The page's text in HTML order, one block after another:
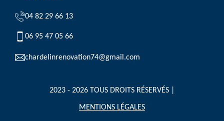
04 82 29 66 13
06 95 47 05 66
chardelinrenovation74@gmail.com
2023 - 2026 TOUS DROITS RÉSERVÉS |
MENTIONS LÉGALES